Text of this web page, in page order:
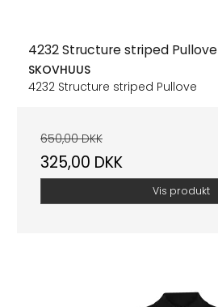
4232 Structure striped Pullove
SKOVHUUS
4232 Structure striped Pullove
650,00 DKK
325,00 DKK
Vis produkt